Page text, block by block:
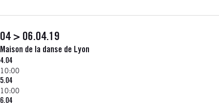
04 > 06.04.19
Maison de la danse de Lyon
4.04
10:00
5.04
10:00
6.04